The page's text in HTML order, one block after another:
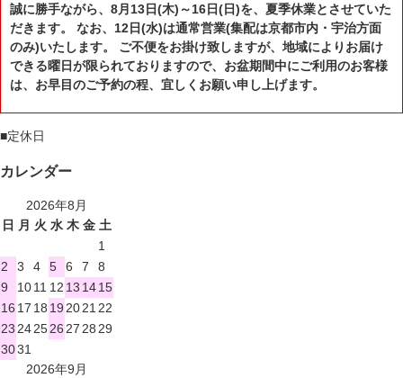
誠に勝手ながら、8月13日(木)～16日(日)を、夏季休業とさせていた
だきます。 なお、12日(水)は通常営業(集配は京都市内・宇治方面
のみ)いたします。 ご不便をお掛け致しますが、地域によりお届け
できる曜日が限られておりますので、お盆期間中にご利用のお客様
は、お早目のご予約の程、宜しくお願い申し上げます。
■定休日
カレンダー
2026年8月
日 月 火 水 木 金 土
1
2
3 4 5 6 7
8
9
1011 12 13 1415
16 17 18 19202122
23242526272829
3031
2026年9月